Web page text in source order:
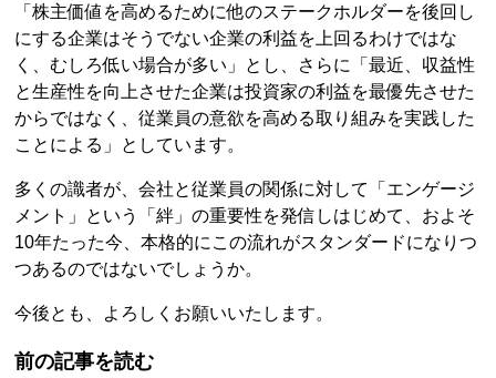
「株主価値を高めるために他のステークホルダーを後回し
にする企業はそうでない企業の利益を上回るわけではな
く、むしろ低い場合が多い」とし、さらに「最近、収益性
と生産性を向上させた企業は投資家の利益を最優先させた
からではなく、従業員の意欲を高める取り組みを実践した
ことによる」としています。
多くの識者が、会社と従業員の関係に対して「エンゲージ
メント」という「絆」の重要性を発信しはじめて、およそ
10年たった今、本格的にこの流れがスタンダードになりつ
つあるのではないでしょうか。
今後とも、よろしくお願いいたします。
前の記事を読む